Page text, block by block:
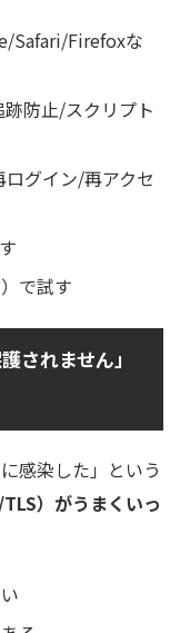
Safari/Firefoxな
防止/スクリプト
グイン/再アクセ
で試す
されません」
感染した」という
）がうまくいっ